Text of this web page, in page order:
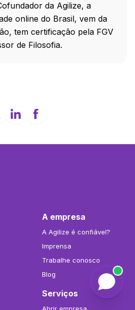
da Agilize, a
online do Brasil, vem da
tem certificação pela FGV
de Filosofia.
A empresa
A Agilize é confiável?
Imprensa
Trabalhe conosco
Blog
Serviços